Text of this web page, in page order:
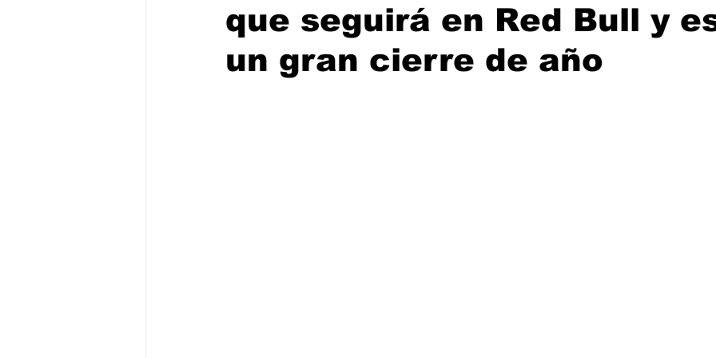
que seguirá en Red Bull y
un gran cierre de año